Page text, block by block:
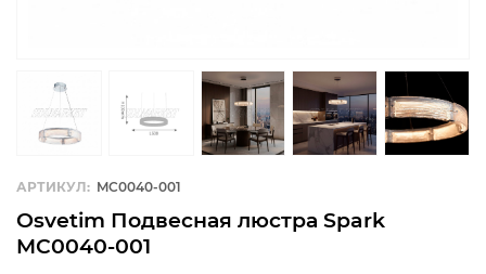
АРТИКУЛ: MC0040-001
Osvetim Подвесная люстра Spark
MC0040-001